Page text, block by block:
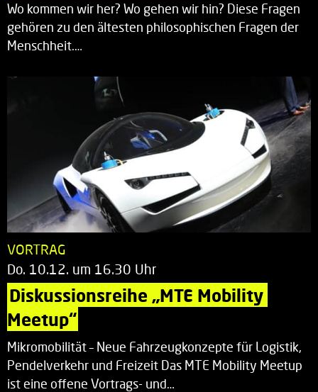
Wo kommen wir her? Wo gehen wir hin? Diese Fragen
gehören zu den ältesten philosophischen Fragen der
Menschheit.…
VORTRAG
Do. 10.12. um 16.30 Uhr
Diskussionsreihe „MTE Mobility
Meetup“
Mikromobilität – Neue Fahrzeugkonzepte für Logistik,
Pendelverkehr und Freizeit Das MTE Mobility Meetup
ist eine offene Vortrags- und…